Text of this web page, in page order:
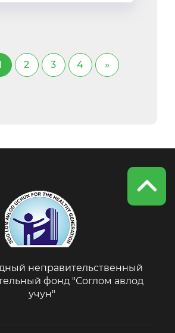
2 3 4 »
неправительственный
фонд "Соглом авлод
учун"